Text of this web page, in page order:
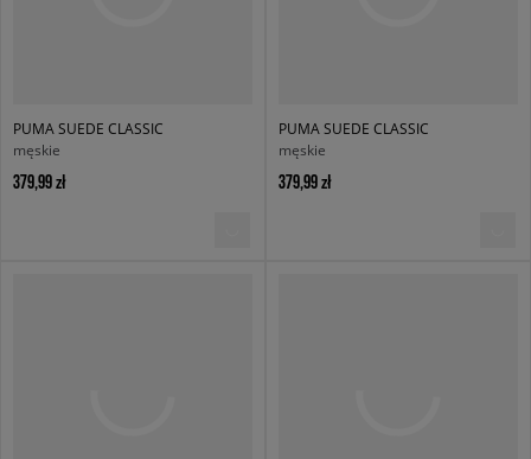
PUMA SUEDE CLASSIC
męskie
379,99 zł
PUMA SUEDE CLASSIC
męskie
379,99 zł